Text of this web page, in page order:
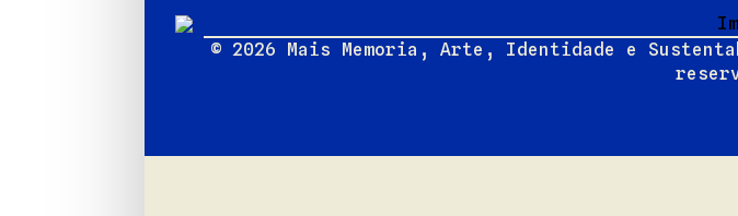
© 2026 Mais Memoria, Arte, Identidade e